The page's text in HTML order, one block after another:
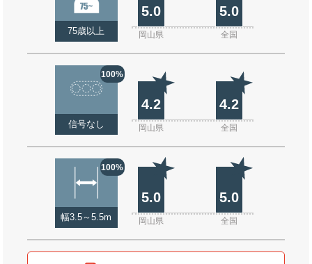
75歳以上
5.0 5.0
岡山県 全国
100%
信号なし
4.2 4.2
岡山県 全国
100%
幅3.5～5.5m
5.0 5.0
岡山県 全国